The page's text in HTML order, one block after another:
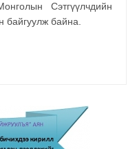
Сэтгүүлчдийн
байгуулж байна.